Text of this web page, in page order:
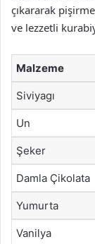
çıkararak
ve lezzetli
Malzeme
Siviyagı
Un
Şeker
Damla Çikolata
Yumurta
Vanilya